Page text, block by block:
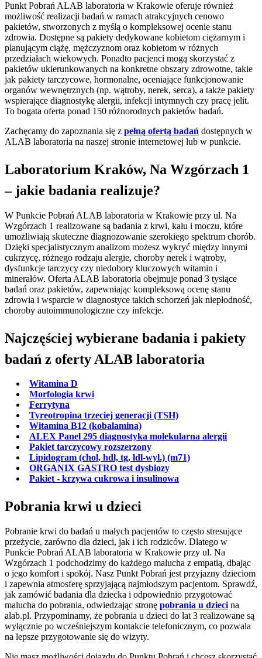
Punkt Pobrań ALAB laboratoria w Krakowie oferuje również
możliwość realizacji badań w ramach atrakcyjnych cenowo
pakietów, stworzonych z myślą o kompleksowej ocenie stanu
zdrowia. Dostępne są pakiety dedykowane kobietom ciężarnym i
planującym ciążę, mężczyznom oraz kobietom w różnych
przedziałach wiekowych. Ponadto pacjenci mogą skorzystać z
pakietów ukierunkowanych na konkretne obszary zdrowotne, takie
jak pakiety tarczycowe, hormonalne, oceniające funkcjonowanie
organów wewnętrznych (np. wątroby, nerek, serca), a także pakiety
wspierające diagnostykę alergii, infekcji intymnych czy pracę jelit.
To bogata oferta ponad 150 różnorodnych pakietów badań.
Zachęcamy do zapoznania się z pełną ofertą badań dostępnych w
ALAB laboratoria na naszej stronie internetowej lub w punkcie.
Laboratorium Kraków, Na Wzgórzach 1
– jakie badania realizuje?
W Punkcie Pobrań ALAB laboratoria w Krakowie przy ul. Na
Wzgórzach 1 realizowane są badania z krwi, kału i moczu, które
umożliwiają skuteczne diagnozowanie szerokiego spektrum chorób.
Dzięki specjalistycznym analizom możesz wykryć między innymi
cukrzycę, różnego rodzaju alergie, choroby nerek i wątroby,
dysfunkcje tarczycy czy niedobory kluczowych witamin i
minerałów. Oferta ALAB laboratoria obejmuje ponad 3 tysiące
badań oraz pakietów, zapewniając kompleksową ocenę stanu
zdrowia i wsparcie w diagnostyce takich schorzeń jak niepłodność,
choroby autoimmunologiczne czy infekcje.
Najczęściej wybierane badania i pakiety
badań z oferty ALAB laboratoria
Witamina D
Morfologia krwi
Ferrytyna
Tyreotropina trzeciej generacji (TSH)
Witamina B12 (kobalamina)
ALEX Panel 295 diagnostyka molekularna alergii
Pakiet tarczycowy rozszerzony
Lipidogram (chol, hdl, tg, ldl-wyl.) (m71)
ORGANIX GASTRO test dysbiozy
Pakiet - krzywa cukrowa i insulinowa
Pobrania krwi u dzieci
Pobranie krwi do badań u małych pacjentów to często stresujące
przeżycie, zarówno dla dzieci, jak i ich rodziców. Dlatego w
Punkcie Pobrań ALAB laboratoria w Krakowie przy ul. Na
Wzgórzach 1 podchodzimy do każdego malucha z empatią, dbając
o jego komfort i spokój. Nasz Punkt Pobrań jest przyjazny dzieciom
i zapewnia atmosferę sprzyjającą najmłodszym pacjentom. Sprawdź,
jak zamówić badania dla dziecka i odpowiednio przygotować
malucha do pobrania, odwiedzając stronę pobrania u dzieci na
alab.pl. Przypominamy, że pobrania u dzieci do lat 3 realizowane są
wyłącznie po wcześniejszym kontakcie telefonicznym, co pozwala
na lepsze przygotowanie się do wizyty.